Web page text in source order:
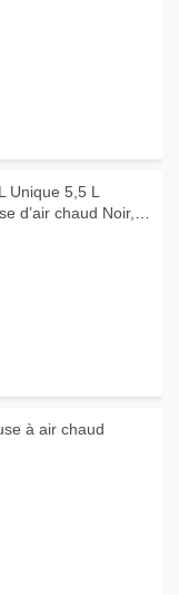
Unique 5,5 L
d’air chaud Noir,
air chaud
à air chaud